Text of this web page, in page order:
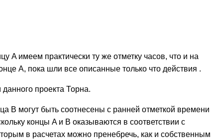
A имеем практически ту же отметку часов, что и на
A, пока шли все описанные только что действия .
проекта Торна.
B могут быть соотнесены с ранней отметкой времени
концы A и B оказываются в соответствии с
в расчетах можно пренебречь, как и собственным